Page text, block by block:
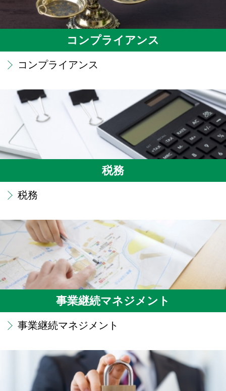
コンプライアンス
コンプライアンス
税務
税務
事業継続マネジメント
事業継続マネジメント